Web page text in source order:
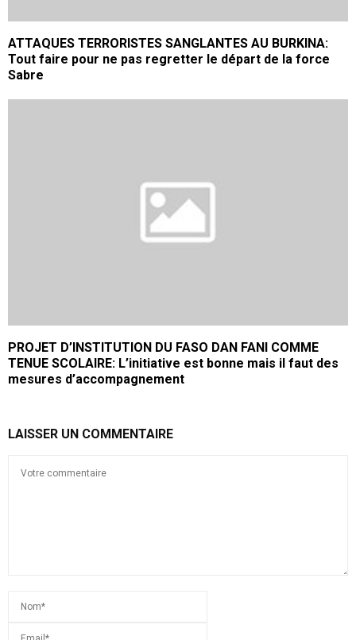
ATTAQUES TERRORISTES SANGLANTES AU BURKINA:
Tout faire pour ne pas regretter le départ de la force
Sabre
PROJET D’INSTITUTION DU FASO DAN FANI COMME
TENUE SCOLAIRE: L’initiative est bonne mais il faut des
mesures d’accompagnement
LAISSER UN COMMENTAIRE